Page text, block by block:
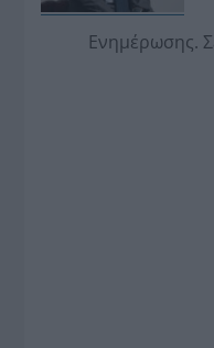
Ενημέρωσης.